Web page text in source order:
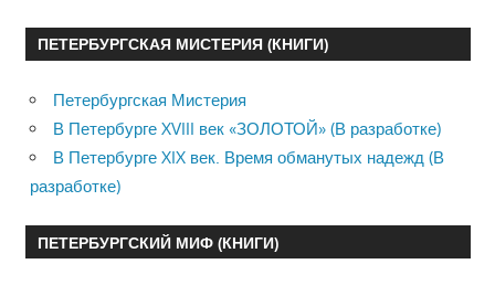
ПЕТЕРБУРГСКАЯ МИСТЕРИЯ (КНИГИ)
Петербургская Мистерия
В Петербурге XVIII век «ЗОЛОТОЙ» (В разработке)
В Петербурге XIX век. Время обманутых надежд (В
разработке)
ПЕТЕРБУРГСКИЙ МИФ (КНИГИ)